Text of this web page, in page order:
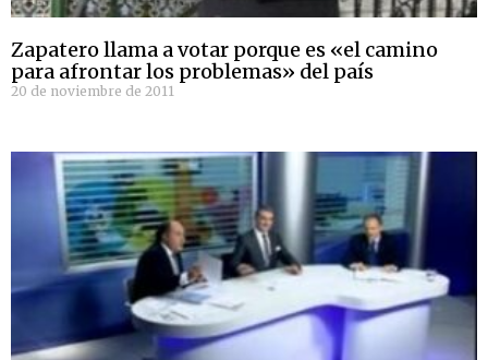
Zapatero llama a votar porque es «el camino
para afrontar los problemas» del país
20 de noviembre de 2011